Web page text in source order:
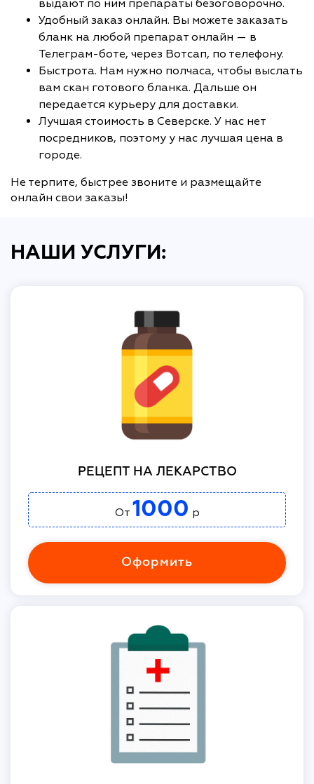
выдают по ним препараты безоговорочно.
Удобный заказ онлайн. Вы можете заказать
бланк на любой препарат онлайн — в
Телеграм-боте, через Вотсап, по телефону.
Быстрота. Нам нужно полчаса, чтобы выслать
вам скан готового бланка. Дальше он
передается курьеру для доставки.
Лучшая стоимость в Северске. У нас нет
посредников, поэтому у нас лучшая цена в
городе.
Не терпите, быстрее звоните и размещайте
онлайн свои заказы!
НАШИ УСЛУГИ:
РЕЦЕПТ НА ЛЕКАРСТВО
От 1000 р
Оформить